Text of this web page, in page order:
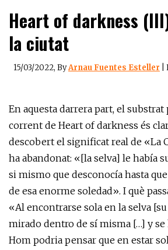
Heart of darkness
la ciutat
15/03/2022, ByArnau Fuentes Esteller
En aquesta darrera part, el
corrent de Heart of darkness és
descobert el significat real de «La
ha abandonat: «[la selva] le había
si mismo que desconocía hasta
de esa enorme soledad». I què
«Al encontrarse sola en la selva
mirado dentro de sí misma […] y se
Hom podria pensar que en estar